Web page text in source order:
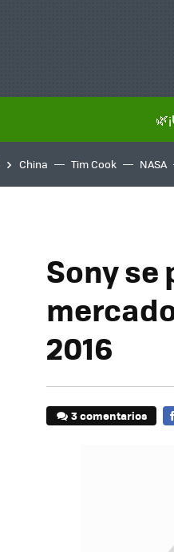
China Tim Cook NASA
Sony se
2016
3 comentarios